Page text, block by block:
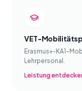
VET-
Erasmus+-KA1-
Lehrpersonal.
Leistung